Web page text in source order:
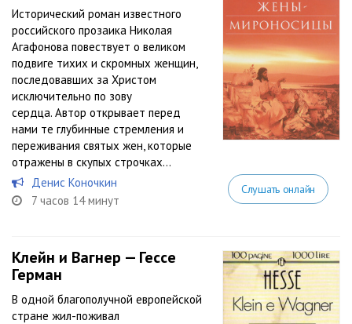
Исторический роман известного
российского прозаика Николая
Агафонова повествует о великом
подвиге тихих и скромных женщин,
последовавших за Христом
исключительно по зову
сердца. Автор открывает перед
нами те глубинные стремления и
переживания святых жен, которые
отражены в скупых строчках...
Денис Коночкин
7 часов 14 минут
Слушать онлайн
Клейн и Вагнер — Гессе
Герман
В одной благополучной европейской
стране жил-поживал